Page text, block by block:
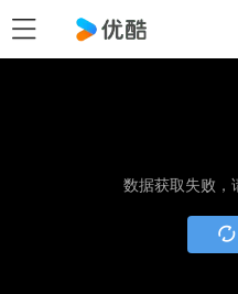
数据获取失败，